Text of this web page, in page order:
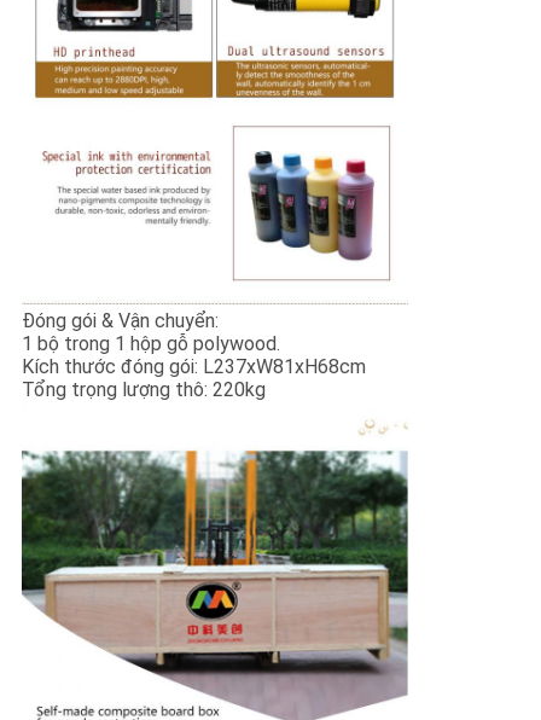
Đóng gói & Vận chuyển:
1 bộ trong 1 hộp gỗ polywood.
Kích thước đóng gói: L237xW81xH68cm
Tổng trọng lượng thô: 220kg